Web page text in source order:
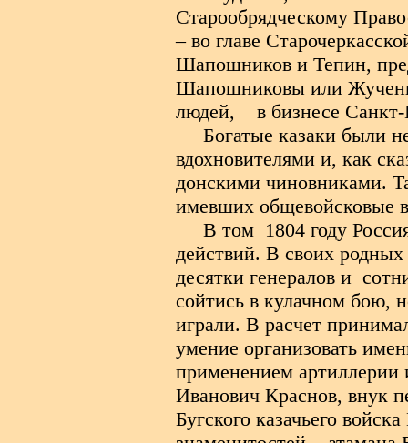
Старообрядческому
– во главе
Шапошников и Тепин,
Шапошниковы или
людей,
в бизнесе
Богатые казаки были
вдохновителями и, как
донскими чиновниками.
имевших общевойсковые
В том 1804 году
действий. В своих родных
десятки генералов и
сойтись в кулачном бою,
играли. В расчет
умение организовать
применением артиллерии
Иванович Краснов, внук
Бугского казачьего